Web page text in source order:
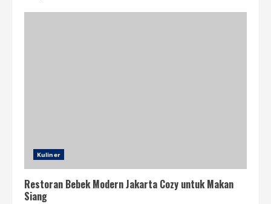
Kuliner
Restoran Bebek Modern Jakarta Cozy untuk Makan
Siang